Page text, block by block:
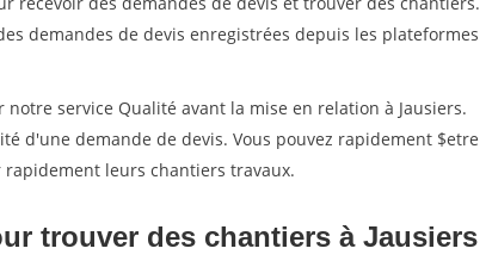
demandes de devis enregistrées depuis les plateformes
service Qualité avant la mise en relation à Jausiers.
d'une demande de devis. Vous pouvez rapidement $etre
leurs chantiers travaux.
trouver des chantiers à Jausiers